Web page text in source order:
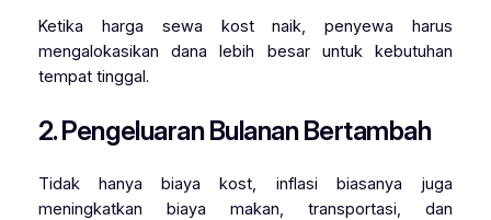
Ketika harga sewa kost naik, penyewa harus
mengalokasikan dana lebih besar untuk kebutuhan
tempat tinggal.
2. Pengeluaran Bulanan Bertambah
Tidak hanya biaya kost, inflasi biasanya juga
meningkatkan biaya makan, transportasi, dan